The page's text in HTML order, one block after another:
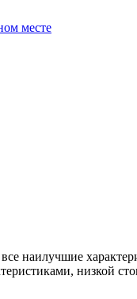
месте
наилучшие
низкой